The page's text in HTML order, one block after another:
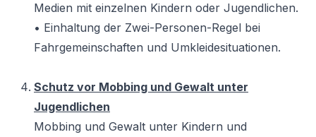
Medien mit einzelnen Kindern oder Jugendlichen.
• Einhaltung der Zwei-Personen-Regel bei
Fahrgemeinschaften und Umkleidesituationen.
Schutz vor Mobbing und Gewalt unter
Jugendlichen
Mobbing und Gewalt unter Kindern und